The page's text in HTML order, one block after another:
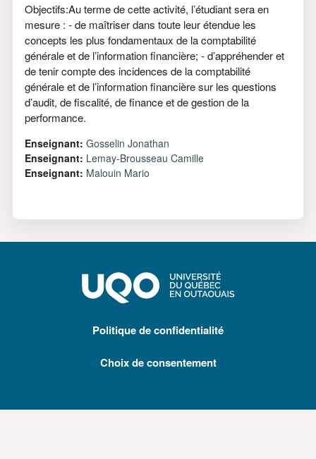
Objectifs:Au terme de cette activité, l’étudiant sera en
mesure : - de maîtriser dans toute leur étendue les
concepts les plus fondamentaux de la comptabilité
générale et de l’information financière; - d’appréhender et
de tenir compte des incidences de la comptabilité
générale et de l’information financière sur les questions
d’audit, de fiscalité, de finance et de gestion de la
performance.
Enseignant: Gosselin Jonathan
Enseignant: Lemay-Brousseau Camille
Enseignant: Malouin Mario
Politique de confidentialité
Choix de consentement